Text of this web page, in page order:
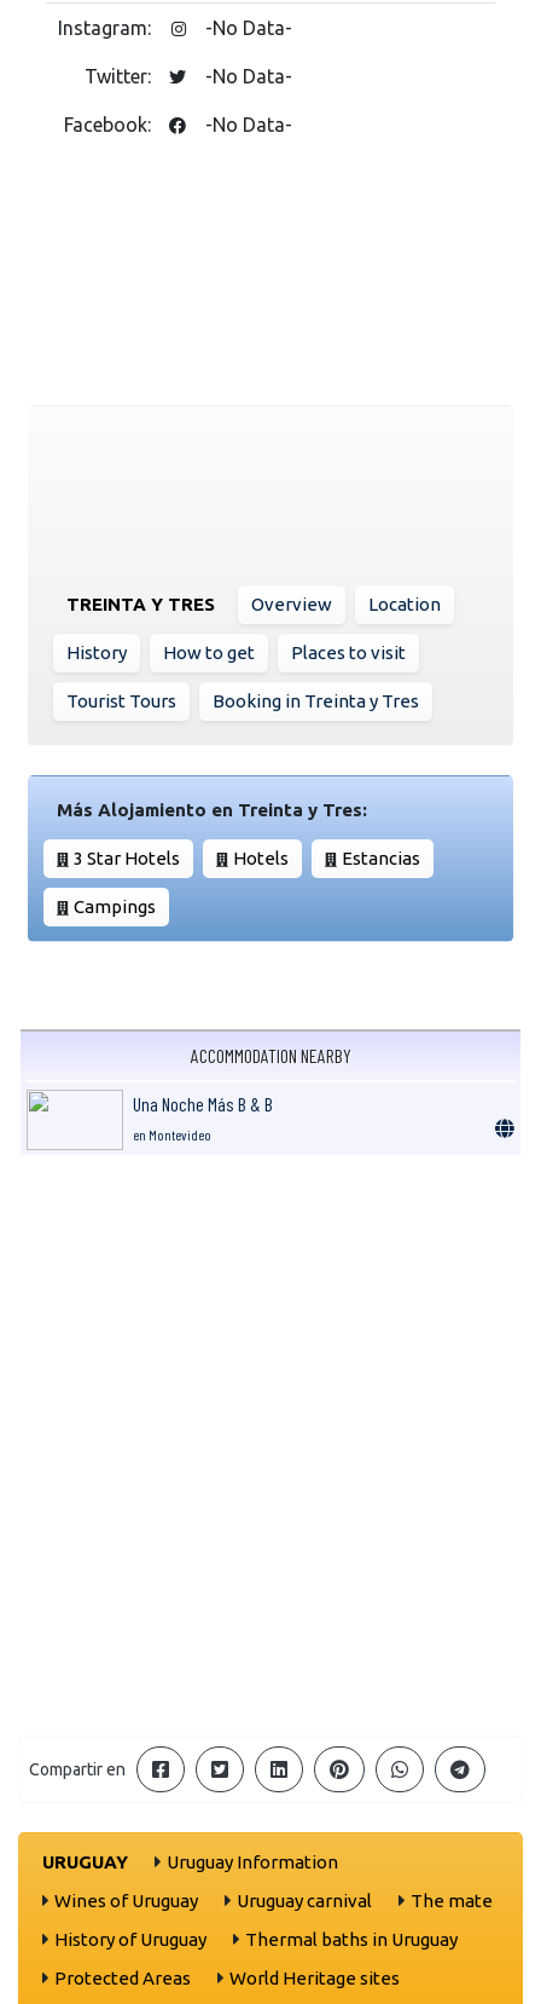
Instagram: -No Data-
Twitter: -No Data-
Facebook: -No Data-
TREINTA Y TRES Overview Location
History How to get Places to visit
Tourist Tours Booking in Treinta y Tres
Más Alojamiento en Treinta y Tres:
3 Star Hotels Hotels Estancias
Campings
ACCOMMODATION NEARBY
Una Noche Más B & B
en Montevideo
Compartir en
URUGUAY
Uruguay Information
Wines of Uruguay
Uruguay carnival
The mate
History of Uruguay
Thermal baths in Uruguay
Protected Areas
World Heritage sites